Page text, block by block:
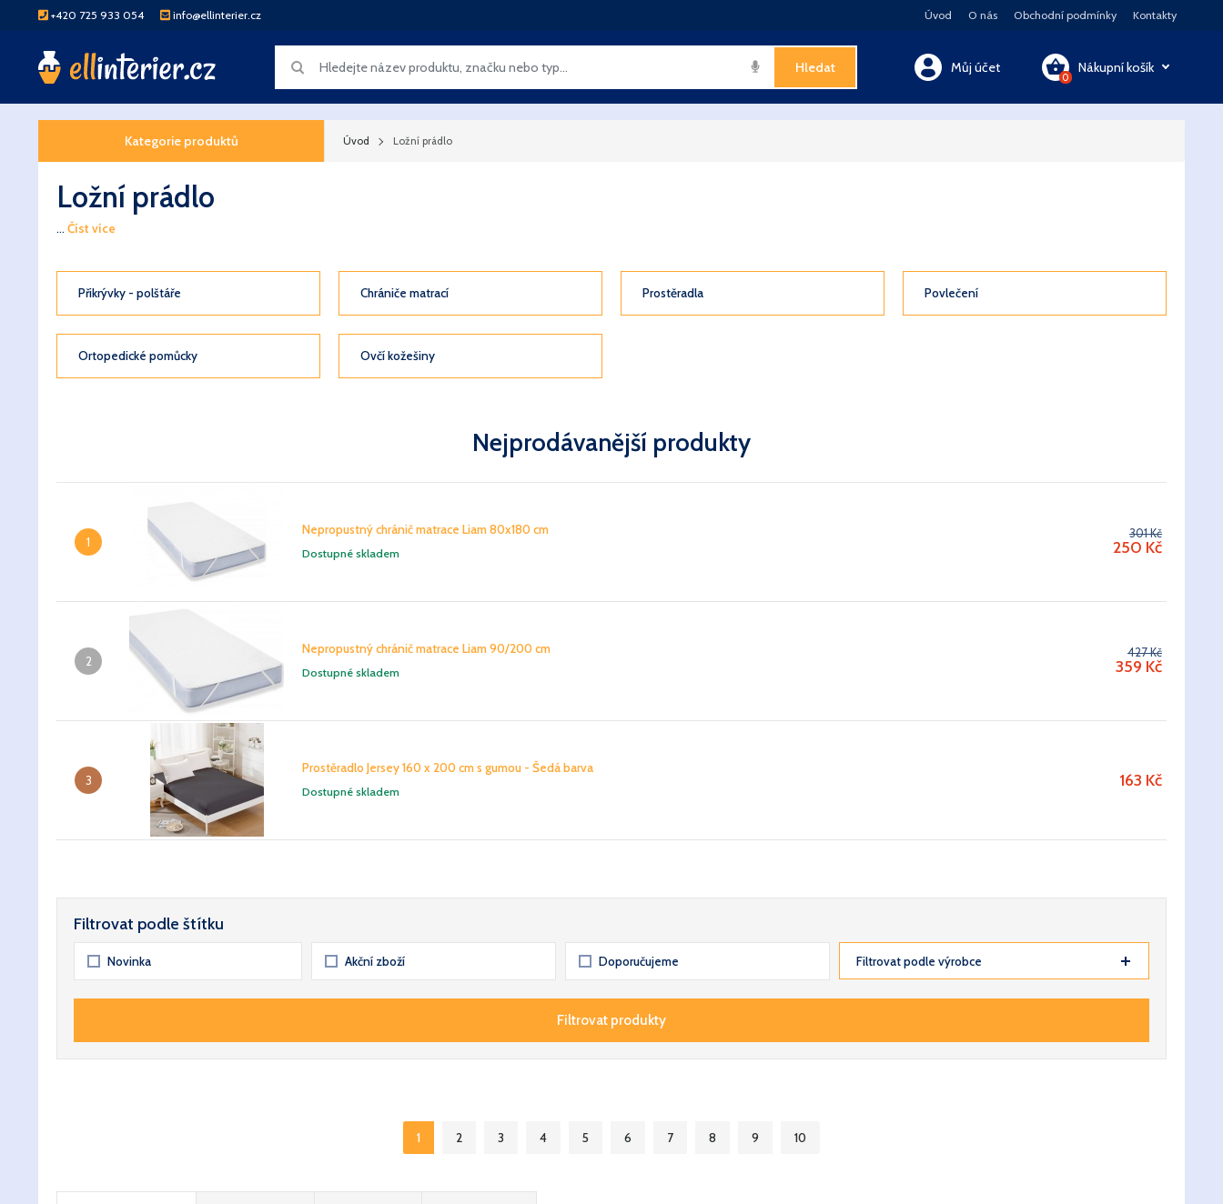
+420 725 933 054 info@ellinterier.cz Úvod O nás Obchodní podmínky Kontakty
Hledat Můj účet
0
Nákupní košík
Kategorie produktů Úvod Ložní prádlo
Ložní prádlo
... Číst více
Přikrývky - polštáře Chrániče matrací Prostěradla Povlečení
Ortopedické pomůcky Ovčí kožešiny
Nejprodávanější produkty
1
Nepropustný chránič matrace Liam 80x180 cm
Dostupné skladem
301 Kč
250 Kč
2
Nepropustný chránič matrace Liam 90/200 cm
Dostupné skladem
427 Kč
359 Kč
3
Prostěradlo Jersey 160 x 200 cm s gumou - Šedá barva
Dostupné skladem
163 Kč
Filtrovat podle štítku
Novinka Akční zboží Doporučujeme Filtrovat podle výrobce
Filtrovat produkty
1 2 3 4 5 6 7 8 9 10